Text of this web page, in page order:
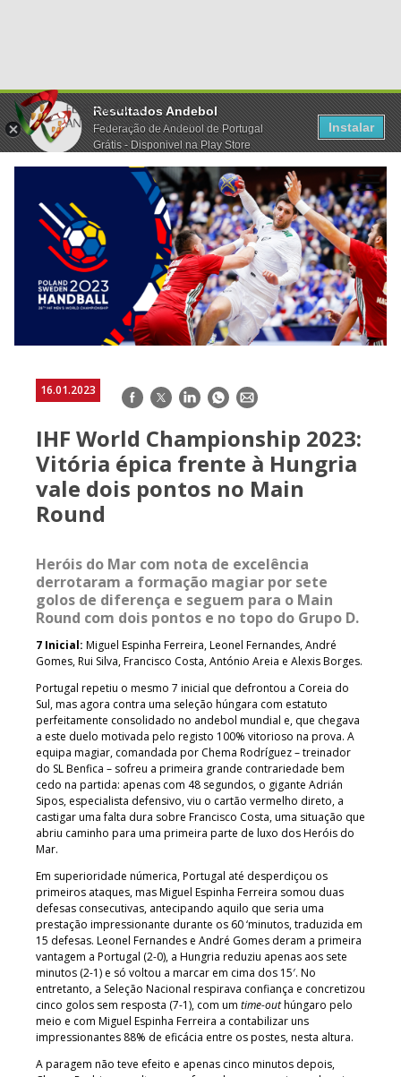
Resultados Andebol
Federação de Andebol de Portugal
Grátis - Disponivel na Play Store
Instalar
16.01.2023 Facebook
TwitterLinkedInWhatsApp
E-
IHF World Championship 2023:
Vitória épica frente à Hungria
vale dois pontos no Main
Round
Heróis do Mar com nota de excelência
derrotaram a formação magiar por sete
golos de diferença e seguem para o Main
Round com dois pontos e no topo do Grupo D.
7 Inicial: Miguel Espinha Ferreira, Leonel Fernandes, André
Gomes, Rui Silva, Francisco Costa, António Areia e Alexis Borges.
Portugal repetiu o mesmo 7 inicial que defrontou a Coreia do
Sul, mas agora contra uma seleção húngara com estatuto
perfeitamente consolidado no andebol mundial e, que chegava
a este duelo motivada pelo registo 100% vitorioso na prova. A
equipa magiar, comandada por Chema Rodríguez – treinador
do SL Benfica – sofreu a primeira grande contrariedade bem
cedo na partida: apenas com 48 segundos, o gigante Adrián
Sipos, especialista defensivo, viu o cartão vermelho direto, a
castigar uma falta dura sobre Francisco Costa, uma situação que
abriu caminho para uma primeira parte de luxo dos Heróis do
Mar.
Em superioridade númerica, Portugal até desperdiçou os
primeiros ataques, mas Miguel Espinha Ferreira somou duas
defesas consecutivas, antecipando aquilo que seria uma
prestação impressionante durante os 60 ‘minutos, traduzida em
15 defesas. Leonel Fernandes e André Gomes deram a primeira
vantagem a Portugal (2-0), a Hungria reduziu apenas aos sete
minutos (2-1) e só voltou a marcar em cima dos 15′. No
entretanto, a Seleção Nacional respirava confiança e concretizou
cinco golos sem resposta (7-1), com um time-outhúngaro pelo
meio e com Miguel Espinha Ferreira a contabilizar uns
impressionantes 88% de eficácia entre os postes, nesta altura.
A paragem não teve efeito e apenas cinco minutos depois,